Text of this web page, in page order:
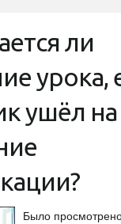
ли
урока,
ушёл на
Было